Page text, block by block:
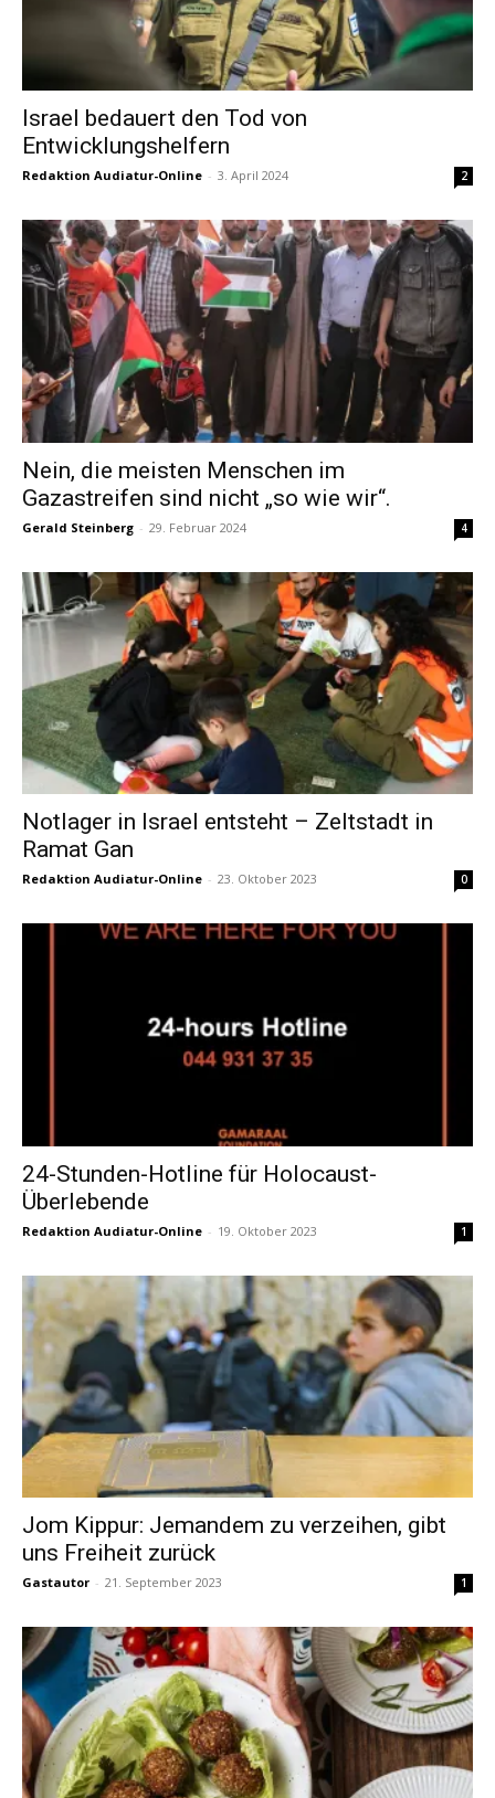
Israel bedauert den Tod von
Entwicklungshelfern
Redaktion Audiatur-Online - 3. April 2024 2
Nein, die meisten Menschen im
Gazastreifen sind nicht „so wie wir“.
Gerald Steinberg - 29. Februar 2024 4
Notlager in Israel entsteht – Zeltstadt in
Ramat Gan
Redaktion Audiatur-Online - 23. Oktober 2023 0
24-Stunden-Hotline für Holocaust-
Überlebende
Redaktion Audiatur-Online - 19. Oktober 2023 1
Jom Kippur: Jemandem zu verzeihen, gibt
uns Freiheit zurück
Gastautor - 21. September 2023 1